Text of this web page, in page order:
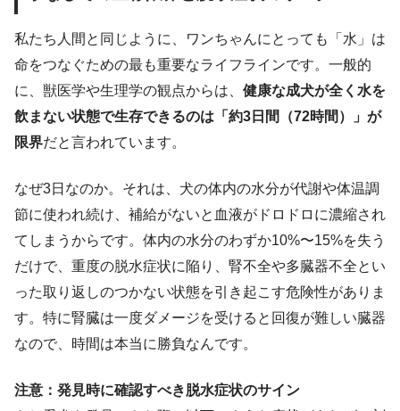
私たち人間と同じように、ワンちゃんにとっても「水」は
命をつなぐための最も重要なライフラインです。一般的
に、獣医学や生理学の観点からは、 健康な成犬が全く水を
飲まない状態で生存できるのは「約3日間（72時間）」が
限界だと言われています。
なぜ3日なのか。それは、犬の体内の水分が代謝や体温調
節に使われ続け、補給がないと血液がドロドロに濃縮され
てしまうからです。体内の水分のわずか10%〜15%を失う
だけで、重度の脱水症状に陥り、腎不全や多臓器不全とい
った取り返しのつかない状態を引き起こす危険性がありま
す。特に腎臓は一度ダメージを受けると回復が難しい臓器
なので、時間は本当に勝負なんです。
注意：発見時に確認すべき脱水症状のサイン